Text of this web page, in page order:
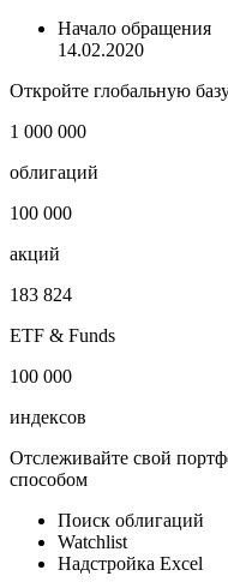
Начало обращения
14.02.2020
Откройте глобальную
1 000 000
облигаций
100 000
акций
183 824
ETF & Funds
100 000
индексов
Отслеживайте свой
способом
Поиск облигаций
Watchlist
Надстройка Excel